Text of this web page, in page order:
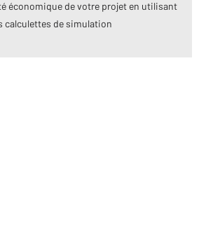
économique de votre projet en utilisant
calculettes de simulation